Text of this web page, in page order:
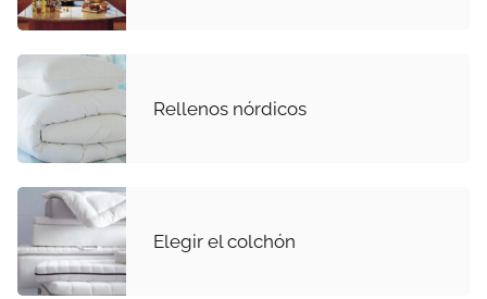
Rellenos nórdicos
Elegir el colchón